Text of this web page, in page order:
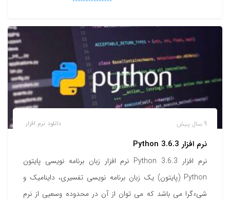
دانلود نرم افزار 9 سال پیش
نرم افزار Python 3.6.3
نرم افزار Python 3.6.3 نرم افزار زبان برنامه نویسی پایتون
Python (پایتون) یک زبان برنامه نویسی تفسیری، داینامیک و
شیءگرا می باشد که می توان از آن در محدوده وسعیی از نرم